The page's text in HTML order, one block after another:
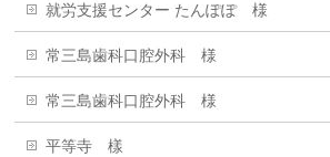
就労支援センター たんぽぽ 様
常三島歯科口腔外科 様
常三島歯科口腔外科 様
平等寺 樣